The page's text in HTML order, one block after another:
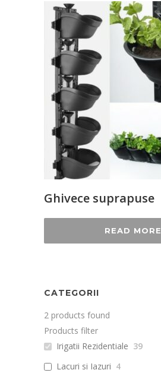
Ghivece suprapuse
READ MORE
CATEGORII
2 products found
Products filter
Irigatii Rezidentiale 39
Lacuri si Iazuri 4